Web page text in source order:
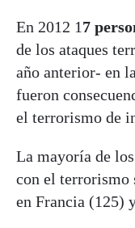
En 2012 17
de los ataques
año anterior- en
fueron
el terrorismo de
La mayoría de
con el terrorismo
en Francia (125)